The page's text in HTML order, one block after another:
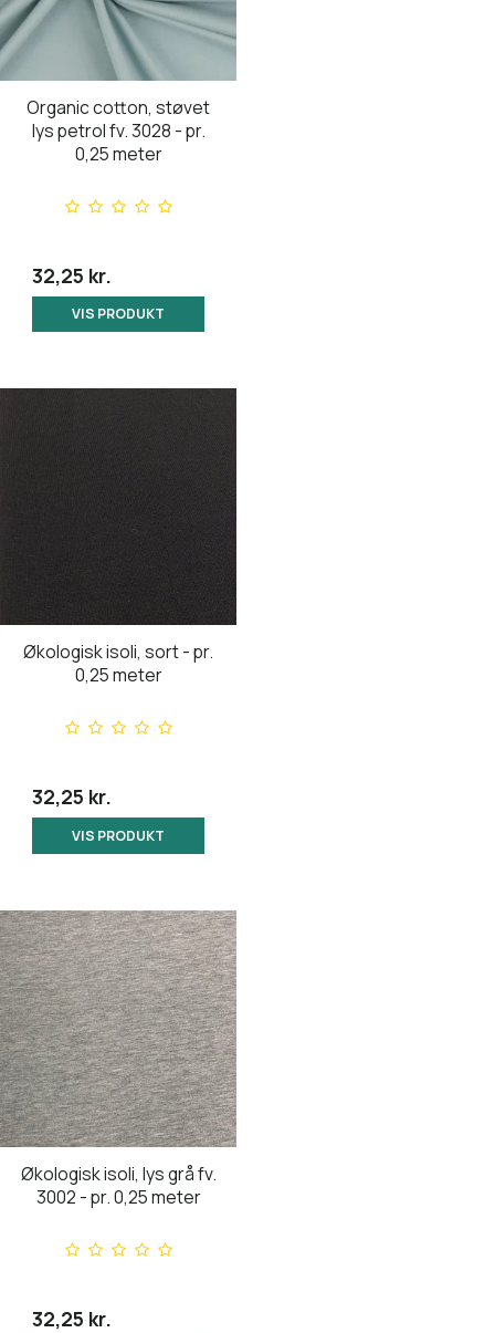
Organic cotton, støvet
lys petrol fv. 3028 - pr.
0,25 meter
32,25 kr.
VIS PRODUKT
Økologisk isoli, sort - pr.
0,25 meter
32,25 kr.
VIS PRODUKT
Økologisk isoli, lys grå fv.
3002 - pr. 0,25 meter
32,25 kr.